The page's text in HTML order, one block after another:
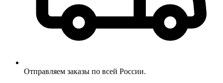
Отправляем заказы по всей России.